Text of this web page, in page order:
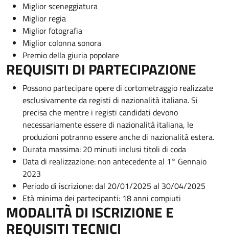
Miglior sceneggiatura
Miglior regia
Miglior fotografia
Miglior colonna sonora
Premio della giuria popolare
REQUISITI DI PARTECIPAZIONE
Possono partecipare opere di cortometraggio realizzate
esclusivamente da registi di nazionalità italiana. Si
precisa che mentre i registi candidati devono
necessariamente essere di nazionalità italiana, le
produzioni potranno essere anche di nazionalità estera.
Durata massima: 20 minuti inclusi titoli di coda
Data di realizzazione: non antecedente al 1° Gennaio
2023
Periodo di iscrizione: dal 20/01/2025 al 30/04/2025
Età minima dei partecipanti: 18 anni compiuti
MODALITÀ DI ISCRIZIONE E
REQUISITI TECNICI